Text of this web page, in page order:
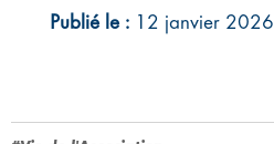
Publié le : 12 janvier 2026